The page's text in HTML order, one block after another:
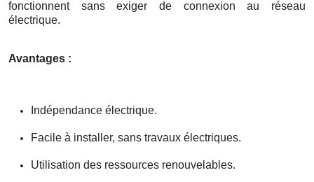
fonctionnent sans exiger de connexion au réseau
électrique.
Avantages :
Indépendance électrique.
Facile à installer, sans travaux électriques.
Utilisation des ressources renouvelables.